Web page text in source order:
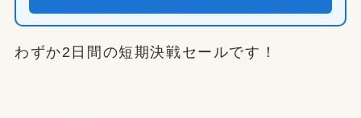
わずか2日間の短期決戦セールです！